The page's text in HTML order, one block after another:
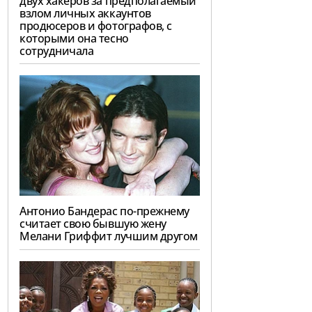
взлом личных аккаунтов
продюсеров и фотографов, с
которыми она тесно
сотрудничала
Антонио Бандерас по-прежнему
считает свою бывшую жену
Мелани Гриффит лучшим другом